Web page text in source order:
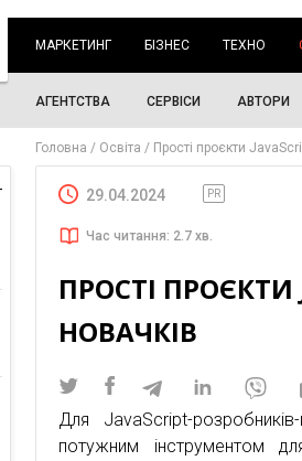
МАРКЕТИНГ БІЗНЕС ТЕХНО
АГЕНТСТВА СЕРВІСИ АВТОРИ
Головна Освіта Прості проєкти
29.04.2024 PR
Час читання: 2.7 хв.
ПРОСТІ ПРОЄКТИ
НОВАЧКІВ
Для JavaScript-
потужним інструментом